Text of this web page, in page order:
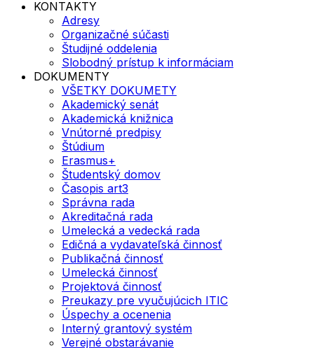
KONTAKTY
Adresy
Organizačné súčasti
Študijné oddelenia
Slobodný prístup k informáciam
DOKUMENTY
VŠETKY DOKUMETY
Akademický senát
Akademická knižnica
Vnútorné predpisy
Štúdium
Erasmus+
Študentský domov
Časopis art3
Správna rada
Akreditačná rada
Umelecká a vedecká rada
Edičná a vydavateľská činnosť
Publikačná činnosť
Umelecká činnosť
Projektová činnosť
Preukazy pre vyučujúcich ITIC
Úspechy a ocenenia
Interný grantový systém
Verejné obstarávanie